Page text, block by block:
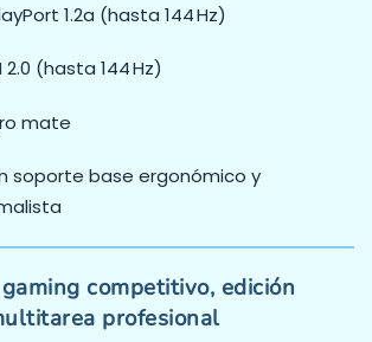
1.2a (hasta 144 Hz)
2.0 (hasta 144 Hz)
mate
soporte base ergonómico y
competitivo, edición
profesional